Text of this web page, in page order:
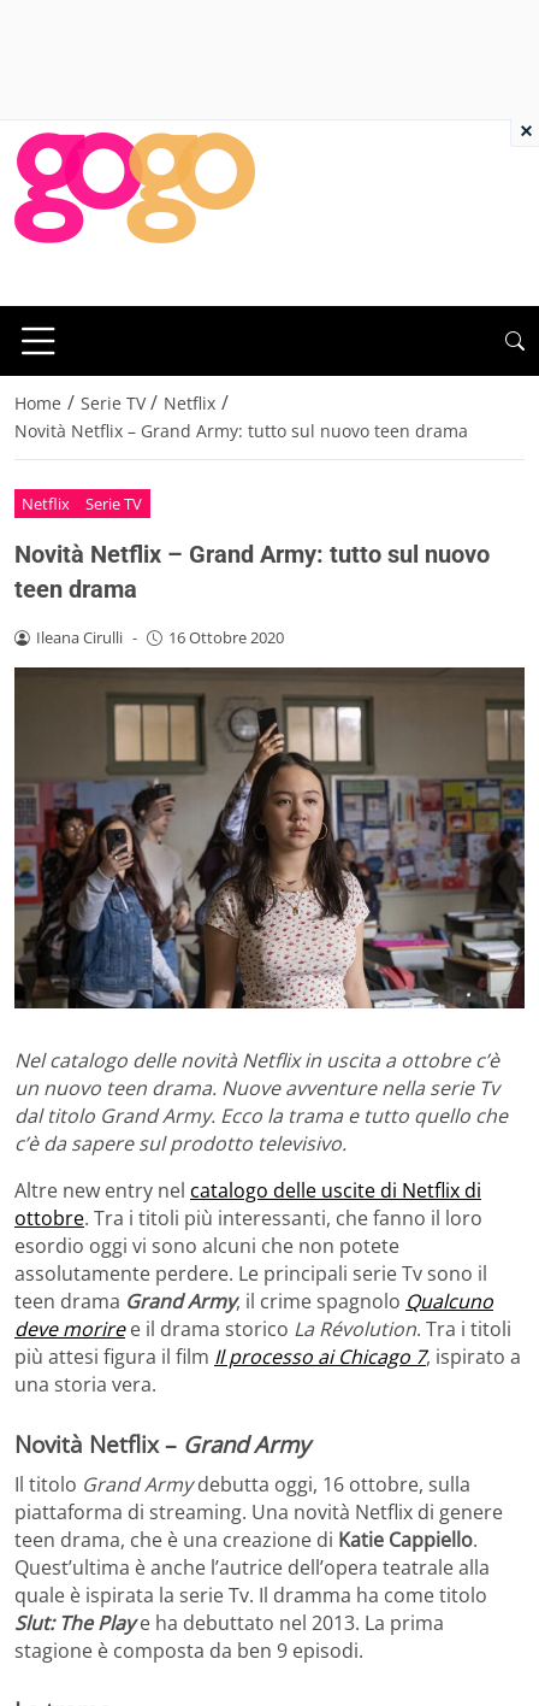
Home / Serie TV / Netflix /
Novità Netflix – Grand Army: tutto sul nuovo teen drama
Netflix Serie TV
Novità Netflix – Grand Army: tutto sul nuovo
teen drama
Ileana Cirulli - 16 Ottobre 2020
Nel catalogo delle novità Netflix in uscita a ottobre c’è
un nuovo teen drama. Nuove avventure nella serie Tv
dal titolo Grand Army. Ecco la trama e tutto quello che
c’è da sapere sul prodotto televisivo.
Altre new entry nel catalogo delle uscite di Netflix di
ottobre. Tra i titoli più interessanti, che fanno il loro
esordio oggi vi sono alcuni che non potete
assolutamente perdere. Le principali serie Tv sono il
teen drama Grand Army, il crime spagnolo Qualcuno
deve morire e il drama storico La Révolution. Tra i titoli
più attesi figura il film Il processo ai Chicago 7, ispirato a
una storia vera.
Novità Netflix – Grand Army
Il titolo Grand Armydebutta oggi, 16 ottobre, sulla
piattaforma di streaming. Una novità Netflix di genere
teen drama, che è una creazione di Katie Cappiello.
Quest’ultima è anche l’autrice dell’opera teatrale alla
quale è ispirata la serie Tv. Il dramma ha come titolo
Slut: The Playe ha debuttato nel 2013. La prima
stagione è composta da ben 9 episodi.
×